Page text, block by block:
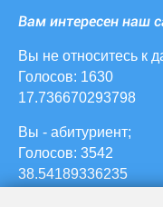
Вам интересен наш
Вы не относитесь к
Голосов: 1630
17.736670293798
Вы - абитуриент;
Голосов: 3542
38.54189336235